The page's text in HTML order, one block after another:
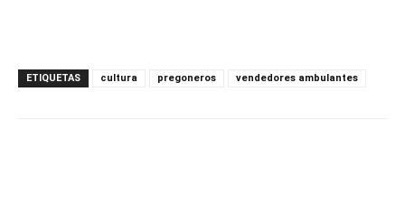
ETIQUETAS cultura pregoneros vendedores ambulantes